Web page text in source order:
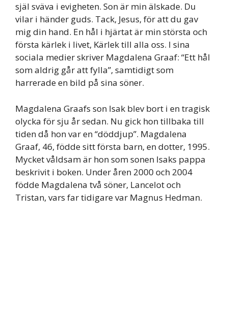
själ sväva i evigheten. Son är min älskade. Du
vilar i händer guds. Tack, Jesus, för att du gav
mig din hand. En hål i hjärtat är min största och
första kärlek i livet, Kärlek till alla oss. I sina
sociala medier skriver Magdalena Graaf: “Ett hål
som aldrig går att fylla”, samtidigt som
harrerade en bild på sina söner.
Magdalena Graafs son Isak blev bort i en tragisk
olycka för sju år sedan. Nu gick hon tillbaka till
tiden då hon var en “döddjup”. Magdalena
Graaf, 46, födde sitt första barn, en dotter, 1995.
Mycket våldsam är hon som sonen Isaks pappa
beskrivit i boken. Under åren 2000 och 2004
födde Magdalena två söner, Lancelot och
Tristan, vars far tidigare var Magnus Hedman.